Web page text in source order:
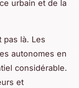
urbain et de la
pas là. Les
autonomes en
considérable.
et